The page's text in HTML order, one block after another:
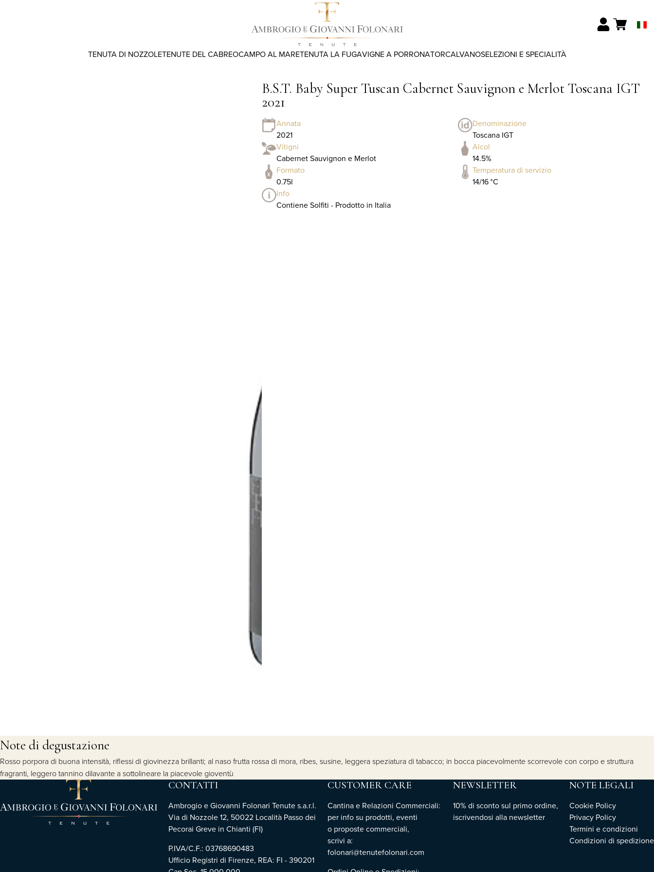
TENUTA DI NOZZOLETENUTE DEL CABREOCAMPO AL MARETENUTA LA FUGAVIGNE A PORRONATORCALVANOSELEZIONI E SPECIALITÀ
B.S.T. Baby Super Tuscan Cabernet Sauvignon e Merlot Toscana IGT
2021
Annata
2021
Denominazione
Toscana IGT
Vitigni
Cabernet Sauvignon e Merlot
Alcol
14.5%
Formato
0.75l
Temperatura di servizio
14/16 °C
Info
Contiene Solfiti - Prodotto in Italia
Note di degustazione
Rosso porpora di buona intensità, riflessi di giovinezza brillanti; al naso frutta rossa di mora, ribes, susine, leggera speziatura di tabacco; in bocca piacevolmente scorrevole con corpo e struttura
fragranti, leggero tannino dilavante a sottolineare la piacevole gioventù
CONTATTI
Ambrogio e Giovanni Folonari Tenute s.a.r.l.
Via di Nozzole 12, 50022 Località Passo dei
Pecorai Greve in Chianti (FI)
P.IVA/C.F.: 03768690483
Ufficio Registri di Firenze, REA: FI - 390201
CUSTOMER CARE
Cantina e Relazioni Commerciali:
per info su prodotti, eventi
o proposte commerciali,
scrivi a:
folonari@tenutefolonari.com
NEWSLETTER
10% di sconto sul primo ordine,
iscrivendosi alla newsletter
NOTE LEGALI
Cookie Policy
Privacy Policy
Termini e condizioni
Condizioni di spedizione